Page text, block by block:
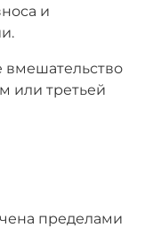
и
вмешательство
или третьей
пределами